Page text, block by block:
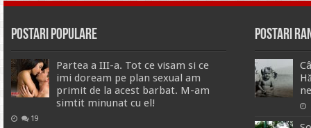
Postari Populare
Partea a III-a. Tot ce visam si ce
imi doream pe plan sexual am
primit de la acest barbat. M-am
simtit minunat cu el!
19
Postari